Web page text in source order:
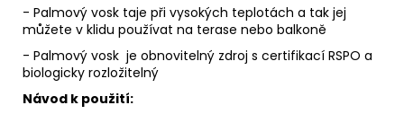
- Palmový vosk taje při vysokých teplotách a tak jej
můžete v klidu používat na terase nebo balkoně
- Palmový vosk je obnovitelný zdroj s certifikací RSPO a
biologicky rozložitelný
Návod k použití: